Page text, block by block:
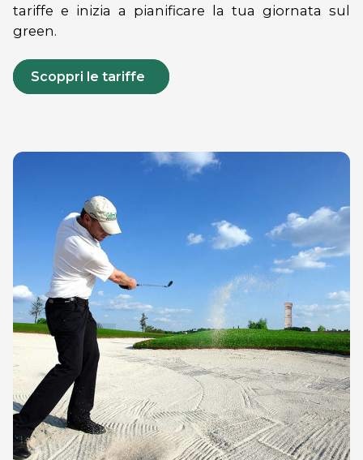
tariffe e inizia a pianificare la tua giornata sul
green.
Scoppri le tariffe